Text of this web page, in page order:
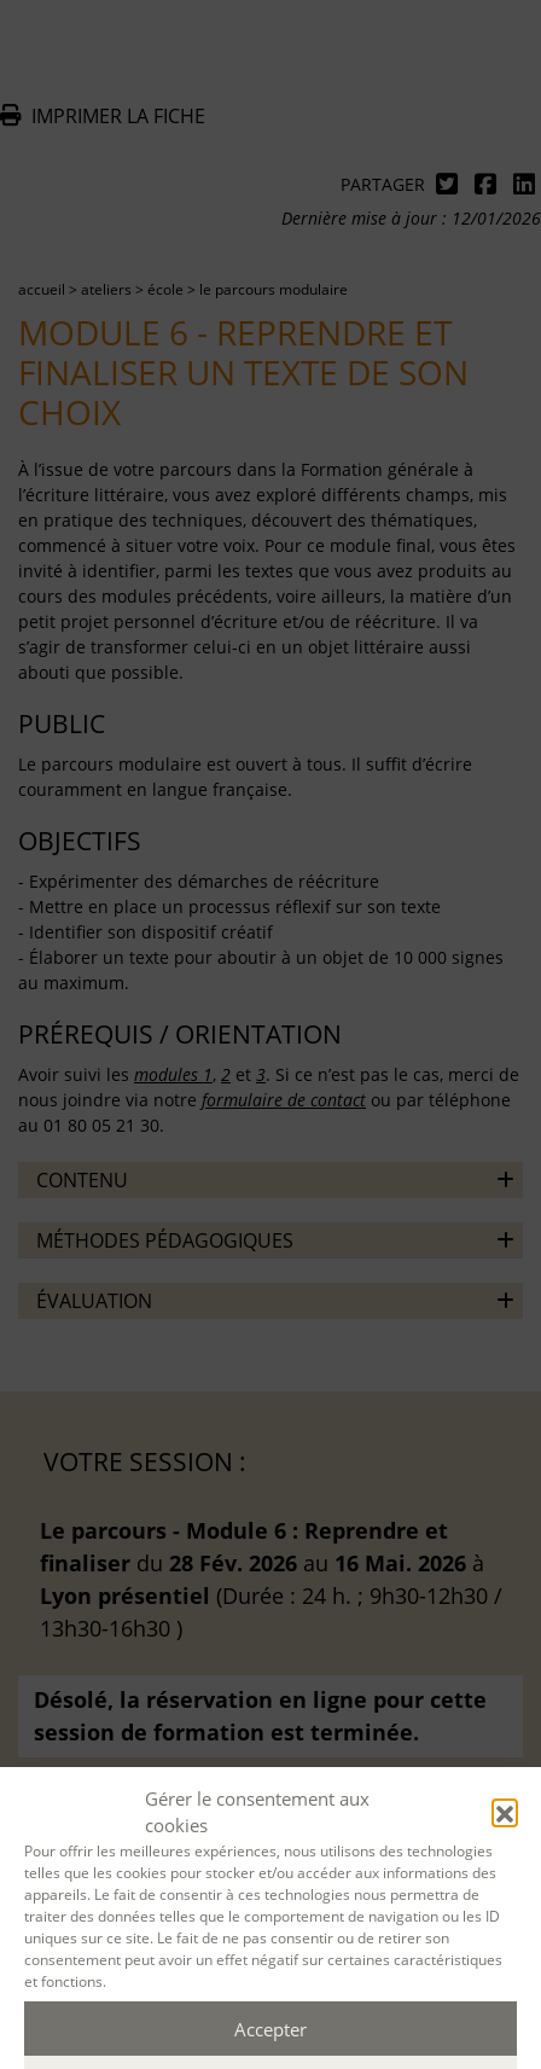
Gérer le consentement aux
cookies
Pour offrir les meilleures expériences, nous utilisons des technologies
telles que les cookies pour stocker et/ou accéder aux informations des
appareils. Le fait de consentir à ces technologies nous permettra de
traiter des données telles que le comportement de navigation ou les ID
uniques sur ce site. Le fait de ne pas consentir ou de retirer son
consentement peut avoir un effet négatif sur certaines caractéristiques
et fonctions.
Accepter
IMPRIMER LA FICHE
PARTAGER
Dernière mise à jour : 12/01/2026
accueil > ateliers > école > le parcours modulaire
MODULE 6 - REPRENDRE ET
FINALISER UN TEXTE DE SON
CHOIX
À l’issue de votre parcours dans la Formation générale à
l’écriture littéraire, vous avez exploré différents champs, mis
en pratique des techniques, découvert des thématiques,
commencé à situer votre voix. Pour ce module final, vous êtes
invité à identifier, parmi les textes que vous avez produits au
cours des modules précédents, voire ailleurs, la matière d’un
petit projet personnel d’écriture et/ou de réécriture. Il va
s’agir de transformer celui-ci en un objet littéraire aussi
abouti que possible.
PUBLIC
Le parcours modulaire est ouvert à tous. Il suffit d’écrire
couramment en langue française.
OBJECTIFS
- Expérimenter des démarches de réécriture
- Mettre en place un processus réflexif sur son texte
- Identifier son dispositif créatif
- Élaborer un texte pour aboutir à un objet de 10 000 signes
au maximum.
PRÉREQUIS / ORIENTATION
Avoir suivi les modules 1, 2 et 3. Si ce n’est pas le cas, merci de
nous joindre via notre formulaire de contact ou par téléphone
au 01 80 05 21 30.
CONTENU
MÉTHODES PÉDAGOGIQUES
ÉVALUATION
VOTRE SESSION :
Le parcours - Module 6 : Reprendre et
finaliser du 28 Fév. 2026 au 16 Mai. 2026 à
Lyon présentiel (Durée : 24 h. ; 9h30-12h30 /
13h30-16h30 )
Désolé, la réservation en ligne pour cette
session de formation est terminée.